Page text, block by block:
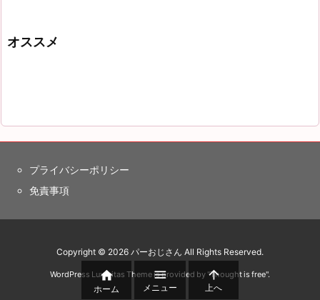
オススメ
プライバシーポリシー
免責事項
Copyright © 2026 パーおじさん All Rights Reserved.
WordPress Luxeritas Theme is provided by "Thought is free".

ホーム

メニュー

上へ